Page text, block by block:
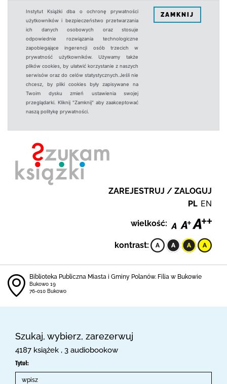
Instytut Książki dba o ochronę prywatności
użytkowników i bezpieczeństwo przetwarzania
ich danych osobowych oraz stosuje
odpowiednie rozwiązania technologiczne
zapobiegające ingerencji osób trzecich w
prywatność użytkowników. Używamy także
plików cookies, by ułatwić korzystanie z naszych
serwisów oraz do celów statystycznych.Jeśli nie
chcesz, by pliki cookies były zapisywane na
Twoim dysku zmień ustawienia swojej
przeglądarki. Kliknij "Zamknij" aby zaakceptować
naszą politykę prywatności.
ZAMKNIJ
ZAREJESTRUJ / ZALOGUJ
PL EN
wielkość:
kontrast:
Biblioteka Publiczna Miasta i Gminy Polanów. Filia w Bukowie
Bukowo 19
76-010 Bukowo
Szukaj, wybierz, zarezerwuj
4187 książek , 3 audiobookow
Tytuł: